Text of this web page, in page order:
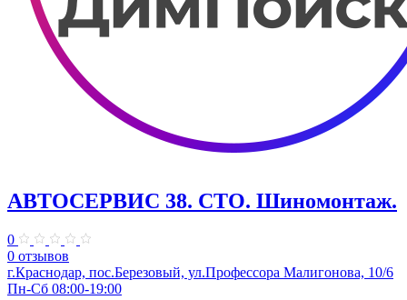
АВТОСЕРВИС 38. СТО. Шиномонтаж.
0
0 отзывов
г.Краснодар, пос.Березовый, ул.Профессора Малигонова, 10/6
Пн-Сб 08:00-19:00